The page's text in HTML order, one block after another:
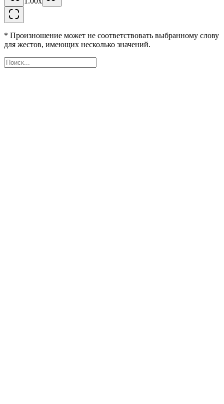
* Произношение может не соответствовать выбранному слову
для жестов, имеющих несколько значений.